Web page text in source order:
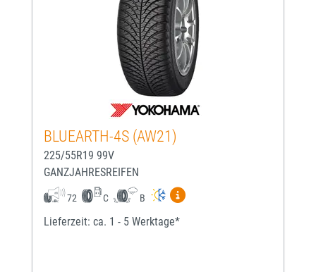
BLUEARTH-4S (AW21)
225/55R19 99V
GANZJAHRESREIFEN
72 C B
Mehr Informationen zum
Lieferzeit: ca. 1 - 5 Werktage*